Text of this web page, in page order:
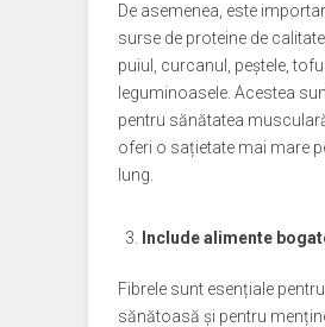
De asemenea, este
surse de proteine de
puiul, curcanul, peștele,
leguminoasele. Acestea
pentru sănătatea
oferi o sațietate mai mare
lung.
Include alimente
Fibrele sunt esențiale
sănătoasă și pentru